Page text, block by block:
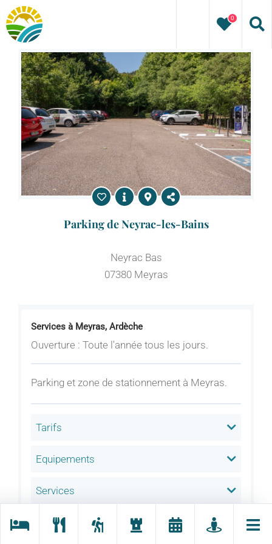
Passer
au
contenu
0
Services à Meyras, Ardèche
Ouverture : Toute l'année tous les jours.
Parking et zone de stationnement à Meyras.
Tarifs
Equipements
Services
Accueil des animaux
Parking de Neyrac-les-Bains
Neyrac Bas
07380 Meyras